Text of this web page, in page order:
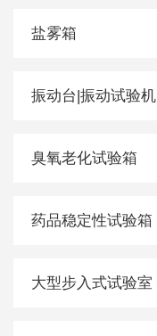
盐雾箱
振动台|振动试验机
臭氧老化试验箱
药品稳定性试验箱
大型步入式试验室